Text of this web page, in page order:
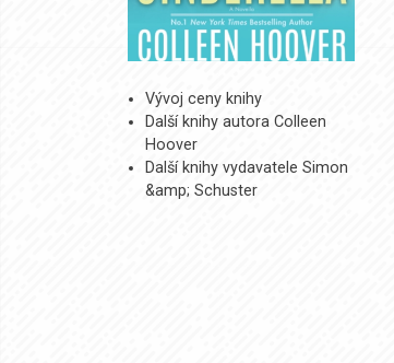
Vývoj ceny knihy
Další knihy autora Colleen
Hoover
Další knihy vydavatele Simon
&amp; Schuster